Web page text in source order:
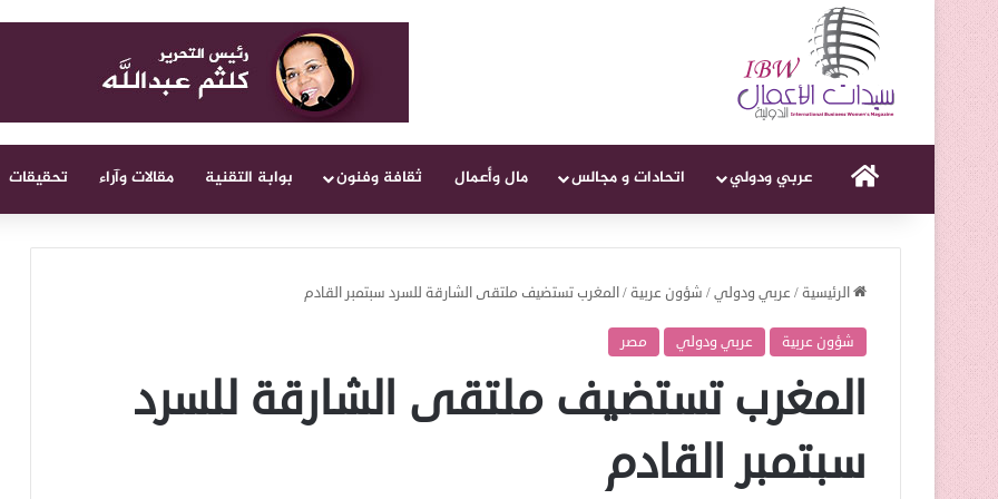
الرئيسيةعربي ودولي اتحادات و مجالس مال وأعمال ثقافة وفنون بوابة التقنية مقالات وآراء تحقيقات
الرئيسية/ عربي ودولي/ شؤون عربية/المغرب تستضيف ملتقى الشارقة للسرد سبتمبر القادم
شؤون عربية عربي ودولي مصر
المغرب تستضيف ملتقى الشارقة للسرد
سبتمبر القادم